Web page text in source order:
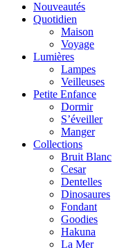
Nouveautés
Quotidien
Maison
Voyage
Lumières
Lampes
Veilleuses
Petite Enfance
Dormir
S’éveiller
Manger
Collections
Bruit Blanc
Cesar
Dentelles
Dinosaures
Fondant
Goodies
Hakuna
La Mer